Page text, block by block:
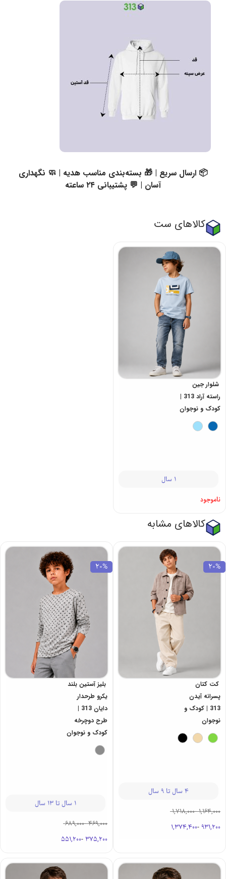
📦 ارسال سریع | 🎁 بسته‌بندی مناسب هدیه | 🧼 نگهداری
آسان | 💬 پشتیبانی ۲۴ ساعته
کالاهای ست
شلوار جین
راسته آراد 313 |
کودک و نوجوان
1 سال
ناموجود
کالاهای مشابه
20%
کت کتان
پسرانه آیدن
313 | کودک و
نوجوان
4 سال تا 9 سال
1,164,000
-
1,718,000
931,200
-
1,374,400
20%
بلیز آستین بلند
یکرو طرحدار
دایان 313 |
طرح دوچرخه
کودک و نوجوان
1 سال تا 13 سال
469,000
-
689,000
375,200
-
551,200